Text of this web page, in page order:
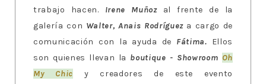
trabajo hacen. Irene Muñozal frente de la
galería con Walter, Anais Rodrígueza cargo de
comunicación con la ayuda de Fátima. Ellos
son quienes llevan la boutique - Showroom Oh
My Chic y creadores de este evento